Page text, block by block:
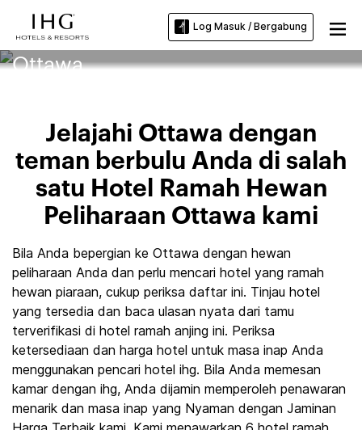
Log Masuk / Bergabung
Hotel Ramah Hewan Piaraan
Ottawa
Jelajahi Ottawa dengan
teman berbulu Anda di salah
satu Hotel Ramah Hewan
Peliharaan Ottawa kami
Bila Anda bepergian ke Ottawa dengan hewan
peliharaan Anda dan perlu mencari hotel yang ramah
hewan piaraan, cukup periksa daftar ini. Tinjau hotel
yang tersedia dan baca ulasan nyata dari tamu
terverifikasi di hotel ramah anjing ini. Periksa
ketersediaan dan harga hotel untuk masa inap Anda
menggunakan pencari hotel ihg. Bila Anda memesan
kamar dengan ihg, Anda dijamin memperoleh penawaran
menarik dan masa inap yang Nyaman dengan Jaminan